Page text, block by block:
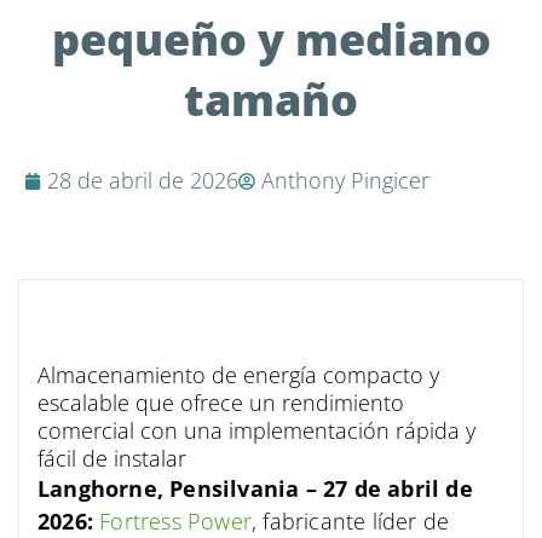
pequeño y mediano
tamaño
28 de abril de 2026 Anthony Pingicer
Almacenamiento de energía compacto y
escalable que ofrece un rendimiento
comercial con una implementación rápida y
fácil de instalar
Langhorne, Pensilvania – 27 de abril de
2026: Fortress Power, fabricante líder de